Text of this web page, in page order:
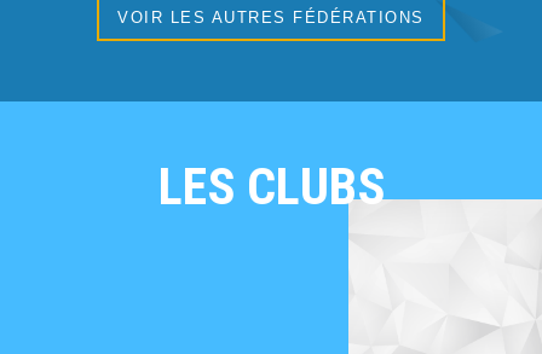
VOIR LES AUTRES FÉDÉRATIONS
LES CLUBS